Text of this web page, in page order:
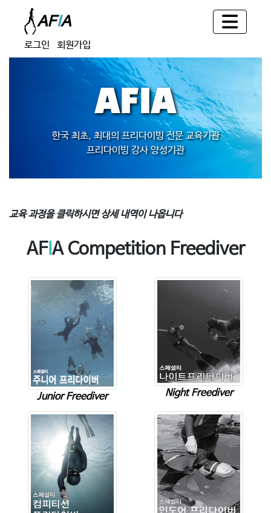
로그인 회원가입
AFIA
한국 최초, 최대의 프리다이빙 전문 교육기관
프리다이빙 강사 양성기관
교육 과정을 클릭하시면 상세 내역이 나옵니다
AFIA Competition Freediver
Junior Freediver Night Freediver